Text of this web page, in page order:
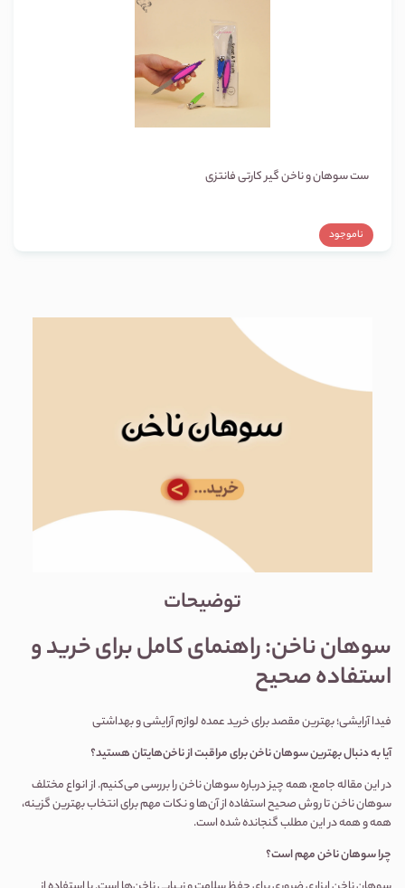
ست سوهان و ناخن گیر کارتی فانتزی
ناموجود
توضیحات
سوهان ناخن: راهنمای کامل برای خرید و
استفاده صحیح
فیدا آرایشی؛ بهترین مقصد برای خرید عمده لوازم آرایشی و بهداشتی
آیا به دنبال بهترین سوهان ناخن برای مراقبت از ناخن‌هایتان هستید؟
در این مقاله جامع، همه چیز درباره سوهان ناخن را بررسی می‌کنیم. از انواع مختلف
سوهان ناخن تا روش صحیح استفاده از آن‌ها و نکات مهم برای انتخاب بهترین گزینه،
همه و همه در این مطلب گنجانده شده است.
چرا سوهان ناخن مهم است؟